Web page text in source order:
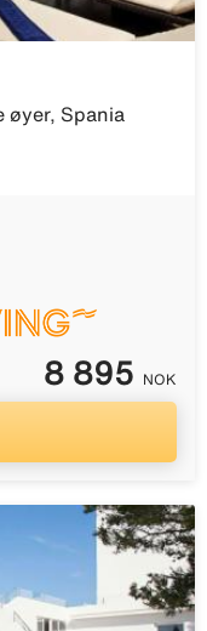
øyer, Spania
8 895 NOK